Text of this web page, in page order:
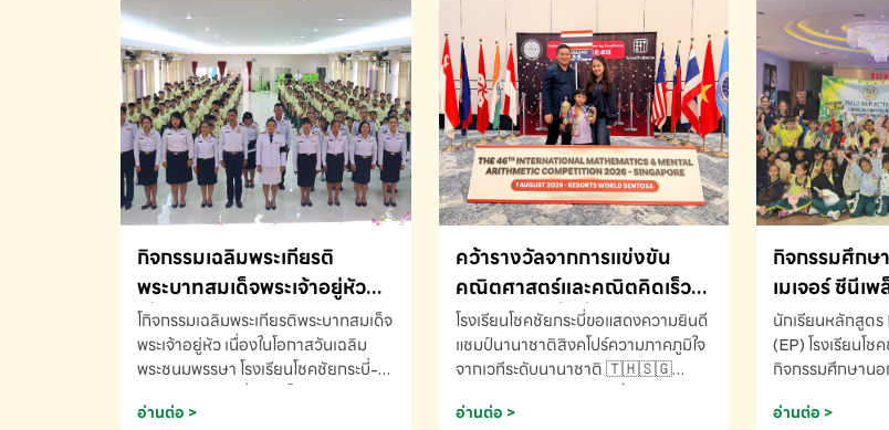
กิจกรรมเฉลิมพระเกียรติ
พระบาทสมเด็จพระเจ้าอยู่หัว
เนื่องในโอกาสวันเฉลิม
พระชนมพรรษา
โกิจกรรมเฉลิมพระเกียรติพระบาทสมเด็จ
พระเจ้าอยู่หัว เนื่องในโอกาสวันเฉลิม
พระชนมพรรษา โรงเรียนโชคชัยกระบี่-
691910
อ่านต่อ >
คว้ารางวัลจากการแข่งขัน
คณิตศาสตร์และคณิตคิดเร็ว
นานาชาติ ครั้งที่ 46 ประจำปี
2569 ณ ประเทศสิงคโปร์
โรงเรียนโชคชัยกระบี่ขอแสดงความยินดี
แชมป์นานาชาติสิงคโปร์ความภาคภูมิใจ
จากเวทีระดับนานาชาติ 🇹🇭🇸🇬
K3 โรงเรียนโชคชัยกระบี่ จ.กระบี่ คว้า
อ่านต่อ >
กิจกรรมศึกษ
เมเจอร์ ซีนีเ
ศึกษา (EP.1-
นักเรียนหลักสูตร
(EP) โรงเรียนโช
กิจกรรมศึกษาน
(Soundtrack)เพื่
อ่านต่อ >